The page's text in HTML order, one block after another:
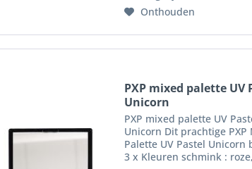
Onthouden
PXP mixed palette UV
Unicorn
PXP mixed palette UV
Unicorn Dit prachtige PXP
Palette UV Pastel Unicorn
3 x Kleuren schmink :